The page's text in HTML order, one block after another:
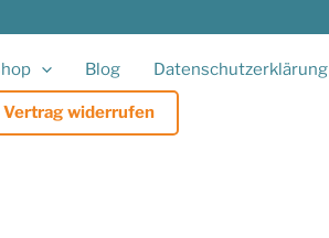
Blog Datenschutzerklärung
Vertrag widerrufen